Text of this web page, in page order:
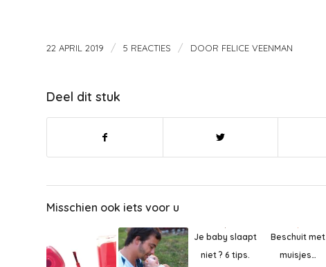
22 APRIL 2019 / 5 REACTIES / DOOR FELICE VEENMAN
Deel dit stuk
Misschien ook iets voor u
Je baby slaapt
niet ? 6 tips.
Beschuit met
muisjes…